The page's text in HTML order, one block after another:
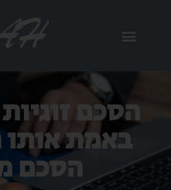
הסכם
באמת אותו
הסכם